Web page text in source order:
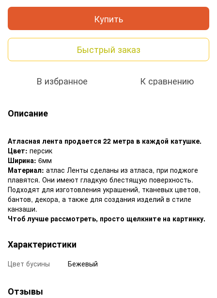
Купить
Быстрый заказ
В избранное К сравнению
Описание
Атласная лента продается 22 метра в каждой катушке.
Цвет: персик
Ширина: 6мм
Материал: атлас Ленты сделаны из атласа, при поджоге
плавятся. Они имеют гладкую блестящую поверхность.
Подходят для изготовления украшений, тканевых цветов,
бантов, декора, а также для создания изделий в стиле
канзаши.
Чтоб лучше рассмотреть, просто щелкните на картинку.
Характеристики
Цвет бусины Бежевый
Отзывы